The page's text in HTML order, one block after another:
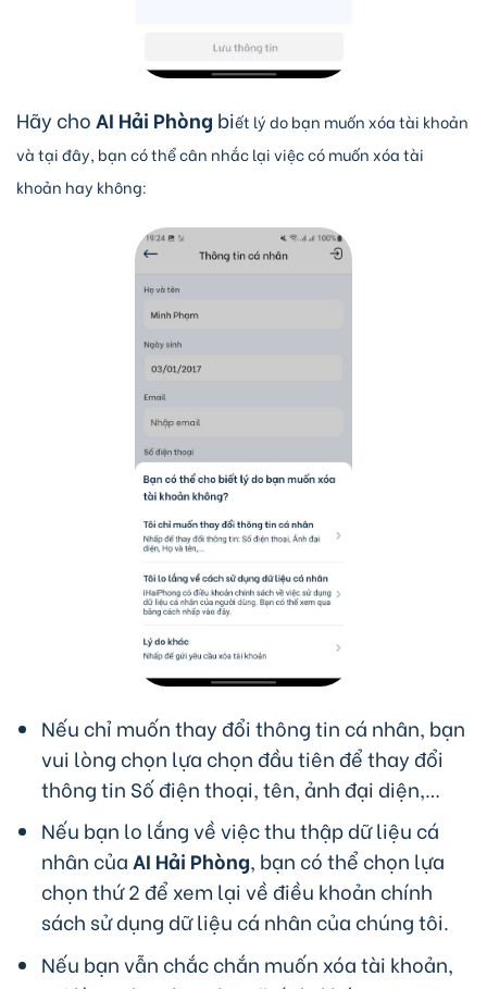
Hãy cho AI Hải Phòng biết lý do bạn muốn xóa tài khoản
và tại đây, bạn có thể cân nhắc lại việc có muốn xóa tài
khoản hay không:
Nếu chỉ muốn thay đổi thông tin cá nhân, bạn
vui lòng chọn lựa chọn đầu tiên để thay đổi
thông tin Số điện thoại, tên, ảnh đại diện,…
Nếu bạn lo lắng về việc thu thập dữ liệu cá
nhân của AI Hải Phòng, bạn có thể chọn lựa
chọn thứ 2 để xem lại về điều khoản chính
sách sử dụng dữ liệu cá nhân của chúng tôi.
Nếu bạn vẫn chắc chắn muốn xóa tài khoản,